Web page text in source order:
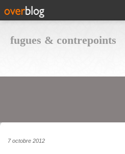
fugues & contrepoints
7 octobre 2012